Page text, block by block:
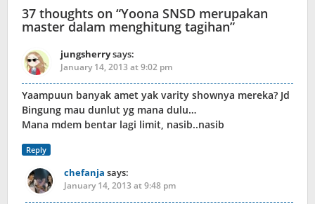
37 thoughts on “Yoona SNSD merupakan
master dalam menghitung tagihan”
jungsherrysays:
January 14, 2013 at 9:02 pm
Yaampuun banyak amet yak varity shownya mereka? Jd
Bingung mau dunlut yg mana dulu…
Mana mdem bentar lagi limit, nasib..nasib
Reply
chefanja says:
January 14, 2013 at 9:48 pm